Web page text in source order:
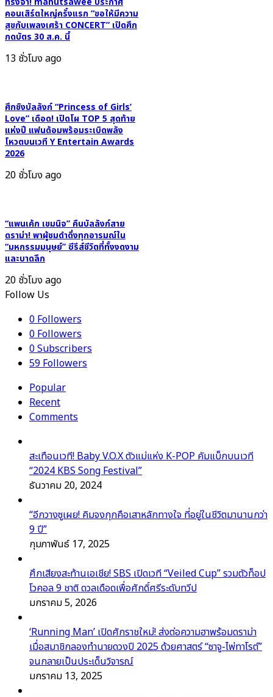
88rising
ใจ
สาย
ลุย
คอนเสิร์ตใหญ่ครั้งแรก “ขอให้มีความ
สุขกับเพลงเศร้า CONCERT” เปิดศึก
กดบัตร 30 ส.ค. นี้
13 ชั่วโมง ago
ศึกชิงบัลลังก์ “Princess of Girls’
Love” เดือด! เปิดโผ TOP 5 สุดท้าย
แห่งปี แฟนด้อมพร้อมระเบิดพลัง
โหวตบนเวที Y Entertain Awards
2026
20 ชั่วโมง ago
“แพนเค้ก เขมนิจ” คืนบัลลังก์สาย
ดราม่า! พาผู้ชมดำดิ่งทุกอารมณ์ใน
“มหกรรมมนุษย์” ซีรีส์ชีวิตที่ทั้งงดงาม
และบาดลึก
20 ชั่วโมง ago
Follow Us
0 Followers
0 Followers
0Subscribers
59 Followers
Popular
Recent
Comments
สะเทือนเวที! Baby V.O.X ตัวแม่แห่ง K-POP คัมแบ็กบนเวที
“2024 KBS Song Festival”
ธันวาคม 20, 2024
“อีกวางซูเผย! คิมจงกุกคือเสาหลักทางใจ ที่อยู่ในชีวิตมานานกว่า
9 ปี”
กุมภาพันธ์ 17, 2025
ศึกเสียงสะท้านเอเชีย! SBS เปิดเวที “Veiled Cup” รวมตัวท็อป
โวคอล 9 ชาติ ดวลเดือดเพื่อศักดิ์ศรีระดับทวีป
มกราคม 5, 2026
‘Running Man’ เปิดศักราชใหม่! ส่งต่อความฮาพร้อมดราม่า
เมื่อสมาชิกลองทำนายดวงปี 2025 ด้วยศาสตร์ “ซาจู-ไพ่ทาโรต์”
จนกลายเป็นประเด็นวิจารณ์
มกราคม 13, 2025